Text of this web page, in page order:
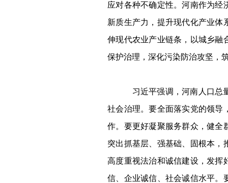
应对各种不确定性。河南作为经
新质生产力，提升现代化产业体
伸现代农业产业链条，以城乡融
保护治理，深化污染防治攻坚，
习近平强调，河南人口总量
社会治理。要全面落实党的领导
作。要更好凝聚服务群众，健全
突出抓基层、强基础、固根本，
高度重视法治和诚信建设，发挥
信、企业诚信、社会诚信水平。